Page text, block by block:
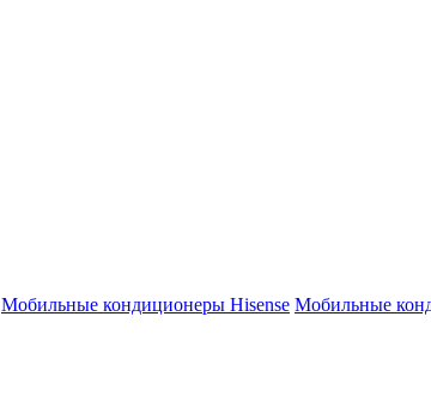
Мобильные кондиционеры Hisense Мобильные